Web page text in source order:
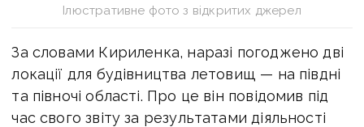
Ілюстративне фото з відкритих джерел
За словами Кириленка, наразі погоджено дві
локації для будівництва летовищ — на півдні
та півночі області. Про це він повідомив під
час свого звіту за результатами діяльності